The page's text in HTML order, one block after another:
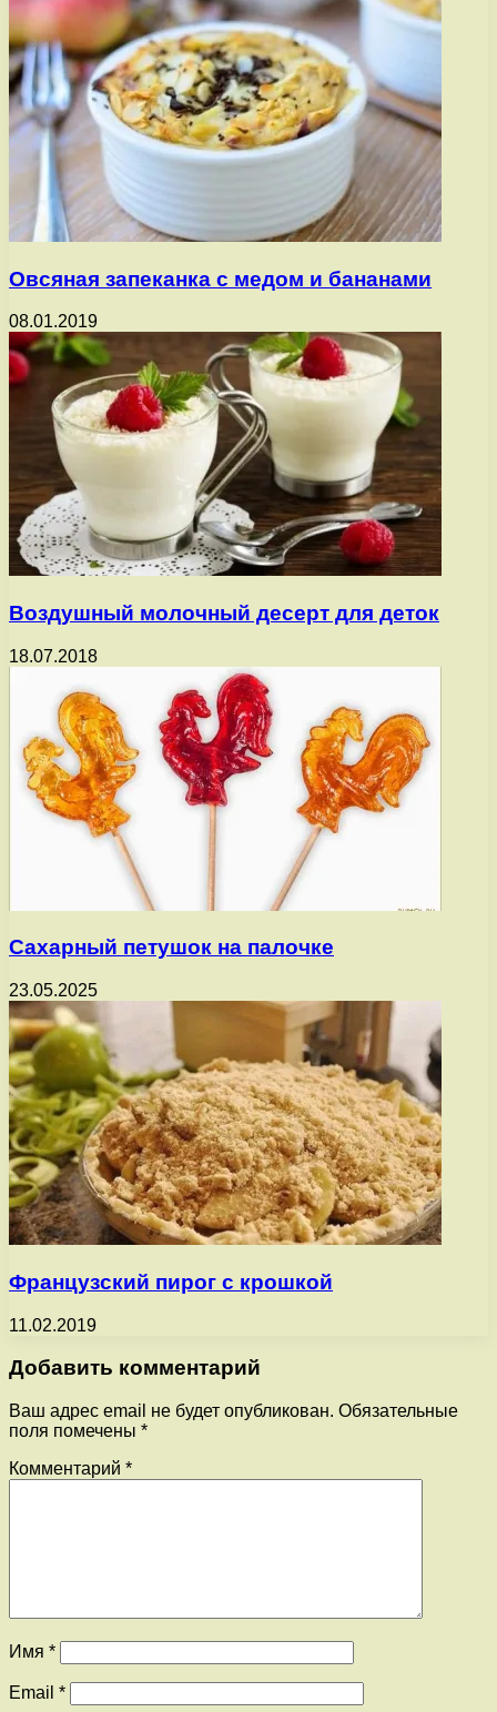
Овсяная запеканка с медом и бананами
08.01.2019
Воздушный молочный десерт для деток
18.07.2018
Сахарный петушок на палочке
23.05.2025
Французский пирог с крошкой
11.02.2019
Добавить комментарий
Ваш адрес email не будет опубликован. Обязательные
поля помечены *
Комментарий *
Имя *
Email *